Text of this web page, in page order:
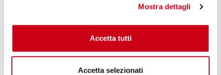
Mostra dettagli
Accetta tutti
Accetta selezionati
1.730,00 CHF
PRODOTTO
SOLO PER USO RACING Compara